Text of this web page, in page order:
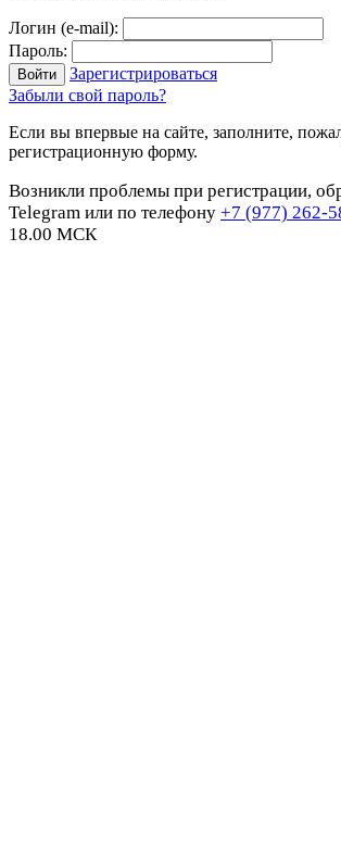
Логин (e-mail):
Пароль:
Зарегистрироваться
Забыли свой пароль?
Если вы впервые на сайте, заполните,
регистрационную форму.
Возникли проблемы при регистрации,
Telegram или по телефону +7 (977) 262-
18.00 МСК